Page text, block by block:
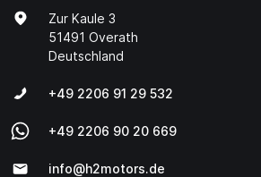
Zur Kaule 3
51491 Overath
Deutschland
+49 2206 91 29 532
+49 2206 90 20 669
info@h2motors.de